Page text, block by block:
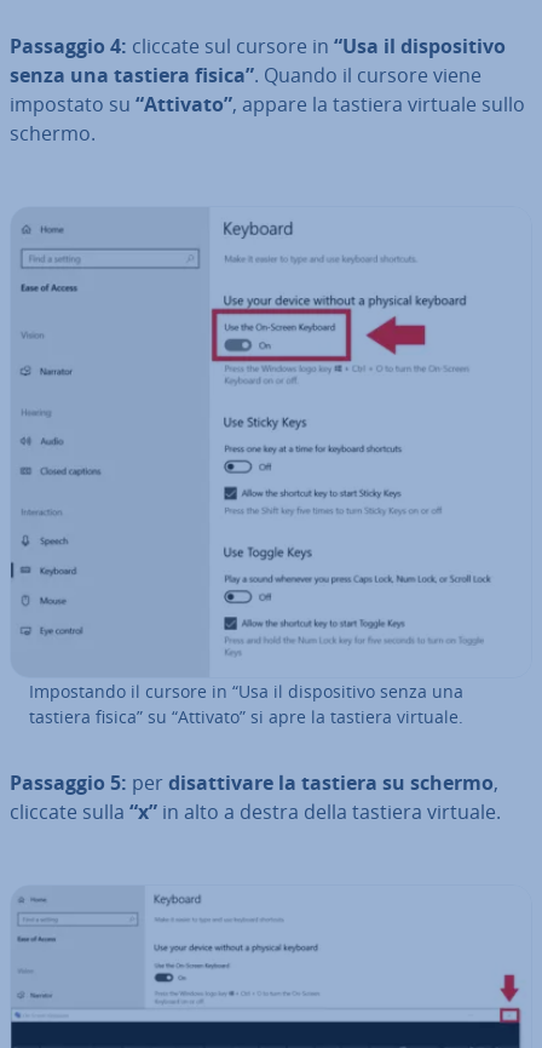
Passaggio 4: cliccate sul cursore in “Usa il di­spo­si­ti­vo
senza una tastiera fisica”. Quando il cursore viene
impostato su “Attivato”, appare la tastiera virtuale sullo
schermo.
Im­po­stan­do il cursore in “Usa il di­spo­si­ti­vo senza una
tastiera fisica” su “Attivato” si apre la tastiera virtuale.
Passaggio 5: per di­sat­ti­va­re la tastiera su schermo,
cliccate sulla “x” in alto a destra della tastiera virtuale.